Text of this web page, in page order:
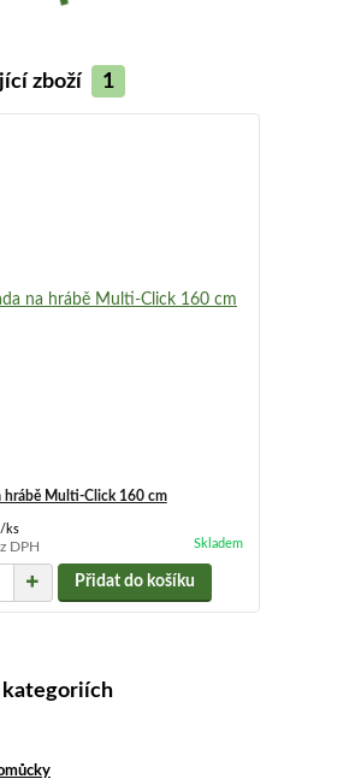
zboží 1
hrábě Multi-Click 160 cm
/ks
DPH Skladem
Přidat do košíku
kategoriích